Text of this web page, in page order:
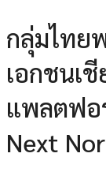
กลุ่มไทย
เอกชนเ
แพลตฟอ
Next